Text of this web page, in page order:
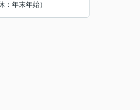
：年末年始）